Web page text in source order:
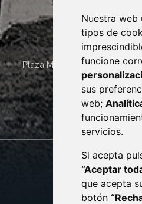
Nuestra web
tipos de
funcione
sus
web;
servicios.
Si acepta
“Aceptar
que acepta
botón
Plaza Mayor 4 22400
· (34) 974
CONTACTO
AVISO
POLÍTICA